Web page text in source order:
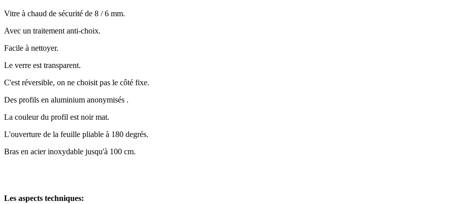
Vitre à chaud de sécurité de 8 / 6 mm.
Avec un traitement anti-choix.
Facile à nettoyer.
Le verre est transparent.
C'est réversible, on ne choisit pas le côté fixe.
Des profils en aluminium anonymisés .
La couleur du profil est noir mat.
L'ouverture de la feuille pliable à 180 degrés.
Bras en acier inoxydable jusqu'à 100 cm.
Les aspects techniques: